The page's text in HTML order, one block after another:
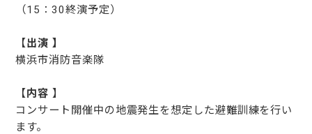
（15：30終演予定）
【出演 】
横浜市消防音楽隊
【内容 】
コンサート開催中の地震発生を想定した避難訓練を行い
ます。